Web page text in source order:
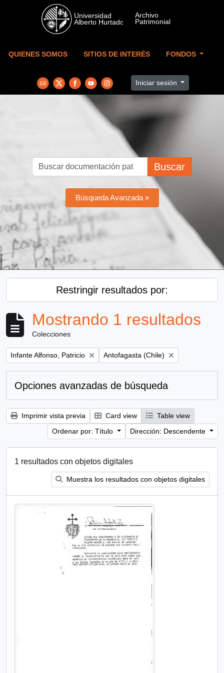
Skip to main content
QUIENES SOMOS SITIOS DE INTERÉS FONDOS
Iniciar sesión
Buscar
Búsqueda Avanzada »
Restringir resultados por:
Mostrando 1 resultados
Colecciones
Remove filter:
Infante Alfonso, Patricio Remove filter:
Antofagasta (Chile)
Opciones avanzadas de búsqueda
Imprimir vista previa Card view
Table view
Ordenar por: Título
Dirección: Descendente
1 resultados con objetos digitales
Muestra los resultados con objetos digitales